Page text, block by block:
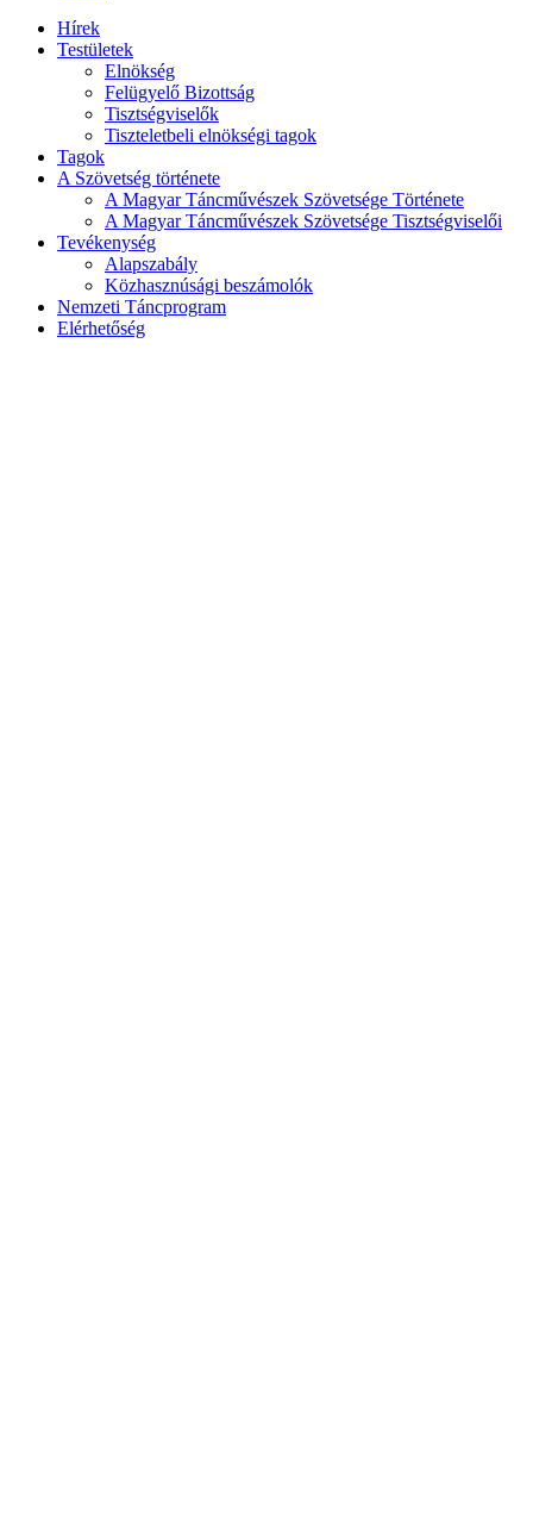
Hírek
Testületek
Elnökség
Felügyelő Bizottság
Tisztségviselők
Tiszteletbeli elnökségi tagok
Tagok
A Szövetség története
A Magyar Táncművészek Szövetsége Története
A Magyar Táncművészek Szövetsége Tisztségviselői
Tevékenység
Alapszabály
Közhasznúsági beszámolók
Nemzeti Táncprogram
Elérhetőség